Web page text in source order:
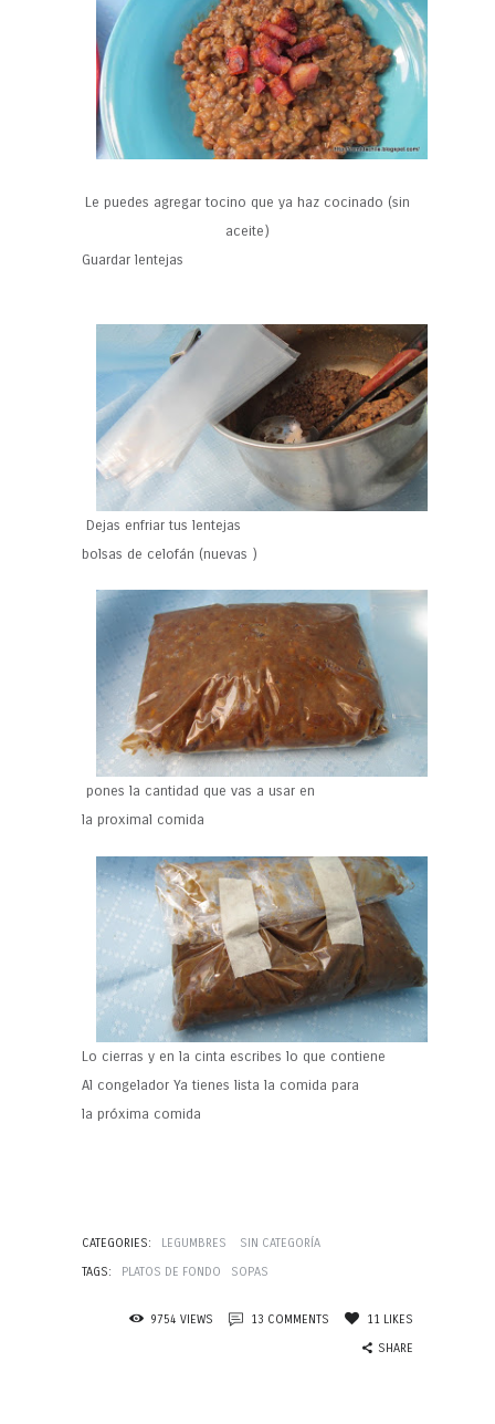
Le puedes agregar tocino que ya haz cocinado (sin
aceite)
Guardar lentejas
Dejas enfriar tus lentejas
bolsas de celofán (nuevas )
pones la cantidad que vas a usar en
la proximal comida
Lo cierras y en la cinta escribes lo que contiene
Al congelador Ya tienes lista la comida para
la próxima comida
CATEGORIES: LEGUMBRES
SIN CATEGORÍA
TAGS:
PLATOS DE FONDO SOPAS
9754 VIEWS 13 COMMENTS 11 LIKES
SHARE